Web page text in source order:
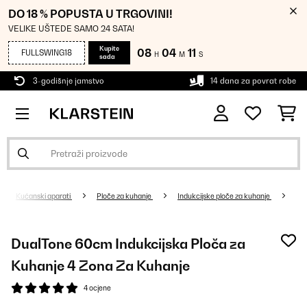
DO 18 % POPUSTA U TRGOVINI!
VELIKE UŠTEDE SAMO 24 SATA!
FULLSWING18
Kupite
sada
08 H 04 M 11 S
3-godišnje jamstvo 14 dana za povrat robe
Kućanski aparati Ploče za kuhanje Indukcijske ploče za kuhanje
DualTone 60cm Indukcijska Ploča za
Kuhanje 4 Zona Za Kuhanje
4 ocjene